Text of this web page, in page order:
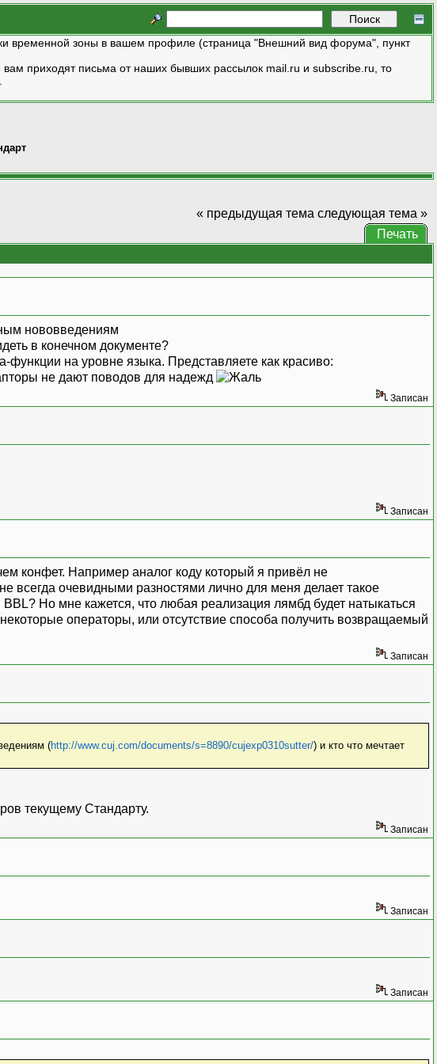
временной зоны в вашем профиле (страница "Внешний вид форума", пункт
приходят письма от наших бывших рассылок mail.ru и subscribe.ru, то
« предыдущая тема следующая тема »
Печать
нововведениям
в конечном документе?
функции на уровне языка. Представляете как красиво:
не дают поводов для надежд
Записан
Записан
конфет. Например аналог коду который я привёл не
всегда очевидными разностями лично для меня делает такое
Но мне кажется, что любая реализация лямбд будет натыкаться
операторы, или отсутствие способа получить возвращаемый
Записан
(http://www.cuj.com/documents/s=8890/cujexp0310sutter/) и кто что мечтает
текущему Стандарту.
Записан
Записан
Записан